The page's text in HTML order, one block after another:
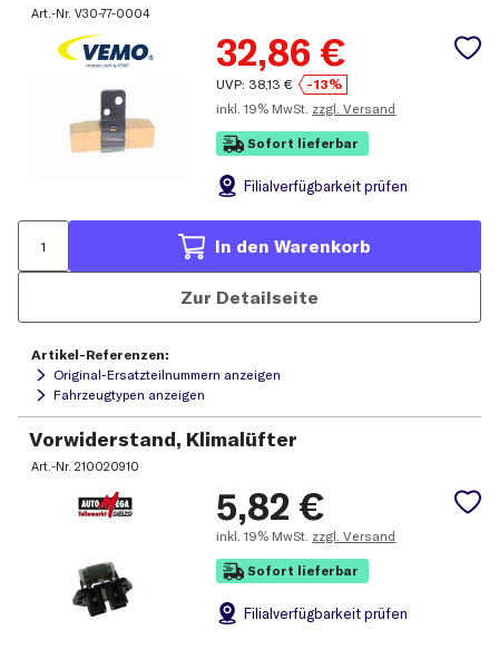
Art.-Nr.V30-77-0004
32,86 €
UVP: 38,13 €
-13%
inkl. 19% MwSt. zzgl. Versand
Sofort lieferbar
Filialverfügbarkeit prüfen
In den Warenkorb
Zur Detailseite
Artikel-Referenzen:
Original-Ersatzteilnummern anzeigen
Fahrzeugtypen anzeigen
Vorwiderstand, Klimalüfter
Art.-Nr.210020910
5,82 €
inkl. 19% MwSt. zzgl. Versand
Sofort lieferbar
Filialverfügbarkeit prüfen